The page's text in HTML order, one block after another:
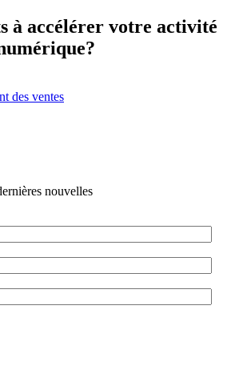
à accélérer votre activité
des ventes
nouvelles